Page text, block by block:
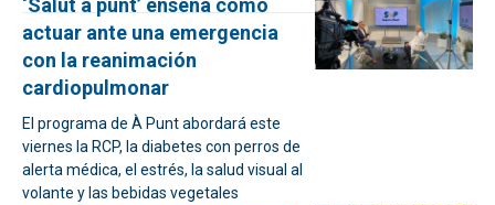
‘Salut a punt’ enseña cómo
actuar ante una emergencia
con la reanimación
cardiopulmonar
El programa de À Punt abordará este
viernes la RCP, la diabetes con perros de
alerta médica, el estrés, la salud visual al
volante y las bebidas vegetales